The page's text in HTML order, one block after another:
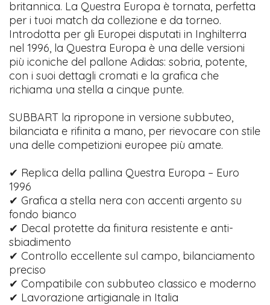
britannica. La Questra Europa è tornata, perfetta
per i tuoi match da collezione e da torneo.
Introdotta per gli Europei disputati in Inghilterra
nel 1996, la Questra Europa è una delle versioni
più iconiche del pallone Adidas: sobria, potente,
con i suoi dettagli cromati e la grafica che
richiama una stella a cinque punte.
SUBBART la ripropone in versione subbuteo,
bilanciata e rifinita a mano, per rievocare con stile
una delle competizioni europee più amate.
✔ Replica della pallina Questra Europa – Euro
1996
✔ Grafica a stella nera con accenti argento su
fondo bianco
✔ Decal protette da finitura resistente e anti-
sbiadimento
✔ Controllo eccellente sul campo, bilanciamento
preciso
✔ Compatibile con subbuteo classico e moderno
✔ Lavorazione artigianale in Italia